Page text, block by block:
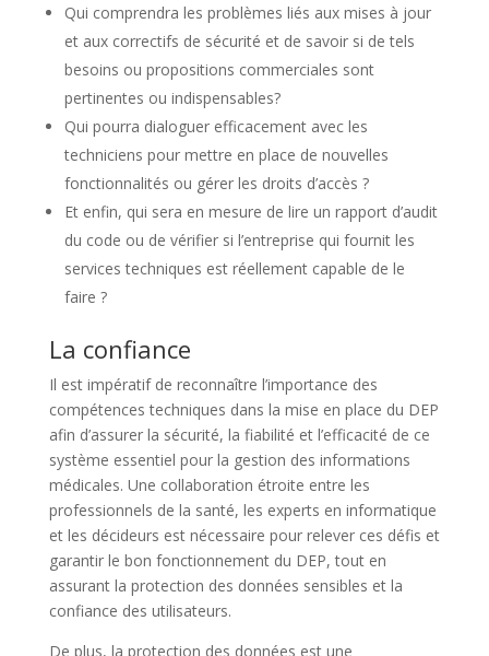
Qui comprendra les problèmes liés aux mises à jour
et aux correctifs de sécurité et de savoir si de tels
besoins ou propositions commerciales sont
pertinentes ou indispensables?
Qui pourra dialoguer efficacement avec les
techniciens pour mettre en place de nouvelles
fonctionnalités ou gérer les droits d’accès ?
Et enfin, qui sera en mesure de lire un rapport d’audit
du code ou de vérifier si l’entreprise qui fournit les
services techniques est réellement capable de le
faire ?
La confiance
Il est impératif de reconnaître l’importance des
compétences techniques dans la mise en place du DEP
afin d’assurer la sécurité, la fiabilité et l’efficacité de ce
système essentiel pour la gestion des informations
médicales. Une collaboration étroite entre les
professionnels de la santé, les experts en informatique
et les décideurs est nécessaire pour relever ces défis et
garantir le bon fonctionnement du DEP, tout en
assurant la protection des données sensibles et la
confiance des utilisateurs.
De plus, la protection des données est une